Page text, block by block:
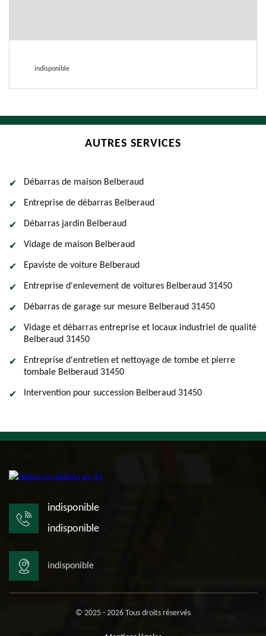
indisponible
AUTRES SERVICES
Débarras de maison Belberaud
Entreprise de débarras Belberaud
Débarras jardin Belberaud
Vidage de maison Belberaud
Epaviste de voiture Belberaud
Entreprise d'enlevement de voitures Belberaud 31450
Débarras de garage sur mesure Belberaud 31450
Vidage et débarras entreprise et locaux industriel de qualité
Belberaud 31450
Entreprise d'entretien et nettoyage de tombe et pierre
tombale Belberaud 31450
Intervention pour succession Belberaud 31450
indisponible
indisponible
indisponible
© 2025 - 2026 Tous droits réservés